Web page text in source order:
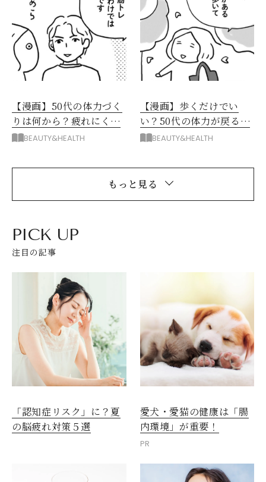
【漫画】50代の体力づく
りは何から？疲れにくい
体を作る呼吸と運動のコ
BEAUTY&HEALTH
【漫画】歩くだけでい
い？50代の体力が戻るム
リしない散歩の始め方
BEAUTY&HEALTH
もっと見る
PICK UP
注目の記事
「認知症リスク」に？夏
の脳疲れ対策５選
愛犬・愛猫の健康は「腸
内環境」が重要！
PR